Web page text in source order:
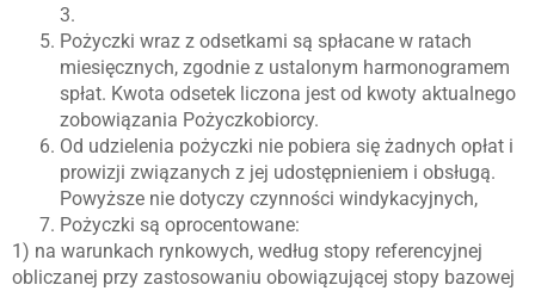
3.
Pożyczki wraz z odsetkami są spłacane w ratach
miesięcznych, zgodnie z ustalonym harmonogramem
spłat. Kwota odsetek liczona jest od kwoty aktualnego
zobowiązania Pożyczkobiorcy.
Od udzielenia pożyczki nie pobiera się żadnych opłat i
prowizji związanych z jej udostępnieniem i obsługą.
Powyższe nie dotyczy czynności windykacyjnych,
Pożyczki są oprocentowane:
1) na warunkach rynkowych, według stopy referencyjnej
obliczanej przy zastosowaniu obowiązującej stopy bazowej